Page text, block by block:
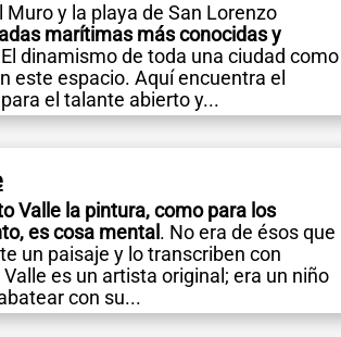
y la playa de San Lorenzo
marítimas más conocidas y
dinamismo de toda una ciudad como
este espacio. Aquí encuentra el
el talante abierto y...
Valle la pintura, como para los
es cosa mental . No era de ésos que
un paisaje y lo transcriben con
es un artista original; era un niño
con su...